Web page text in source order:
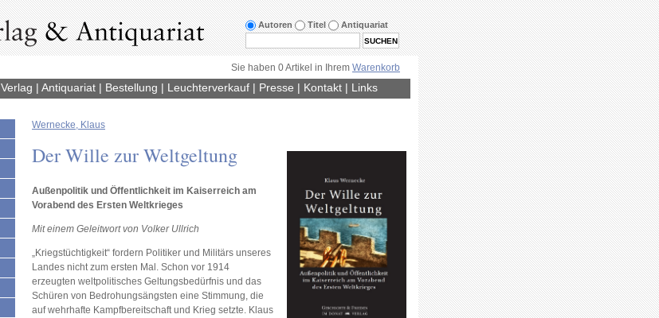
Autoren Titel Antiquariat
Sie haben 0 Artikel in Ihrem Warenkorb
Verlag | Antiquariat| Bestellung | Leuchterverkauf| Presse | Kontakt| Links
Wernecke, Klaus
Der Wille zur Weltgeltung
Außenpolitik und Öffentlichkeit im Kaiserreich am
Vorabend des Ersten Weltkrieges
Mit einem Geleitwort von Volker Ullrich
„Kriegstüchtigkeit“ fordern Politiker und Militärs unseres
Landes nicht zum ersten Mal. Schon vor 1914
erzeugten weltpolitisches Geltungsbedürfnis und das
Schüren von Bedrohungsängsten eine Stimmung, die
auf wehrhafte Kampfbereitschaft und Krieg setzte. Klaus